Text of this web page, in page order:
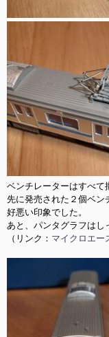
ベンチレーターはすべて
先に発売された２個ベン
好悪い印象でした。
あと、パンタグラフはし
（リンク： マイクロエ